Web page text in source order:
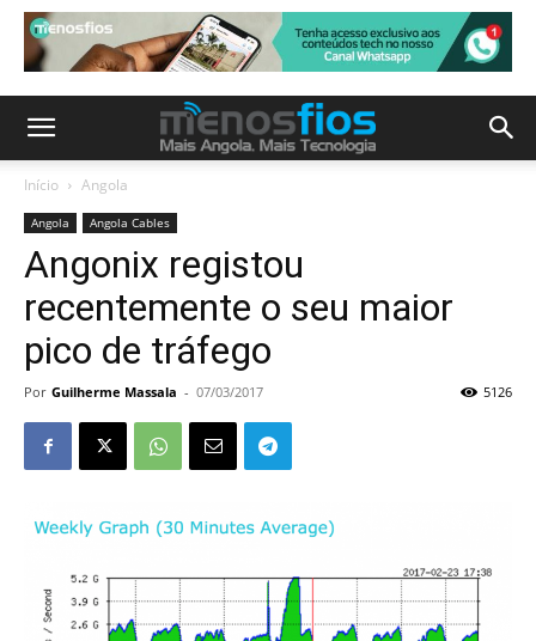
Início Angola
Angola Angola Cables
Angonix registou
recentemente o seu maior
pico de tráfego
Por Guilherme Massala - 07/03/2017 5126